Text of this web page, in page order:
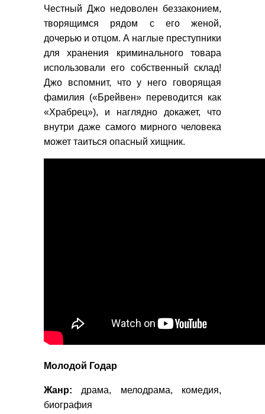
Честный Джо недоволен беззаконием,
творящимся рядом с его женой,
дочерью и отцом. А наглые преступники
для хранения криминального товара
использовали его собственный склад!
Джо вспомнит, что у него говорящая
фамилия («Брейвен» переводится как
«Храбрец»), и наглядно докажет, что
внутри даже самого мирного человека
может таиться опасный хищник.
Молодой Годар
Жанр: драма, мелодрама, комедия,
биография